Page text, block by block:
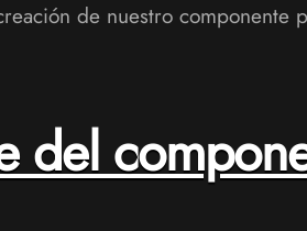
de nuestro
del